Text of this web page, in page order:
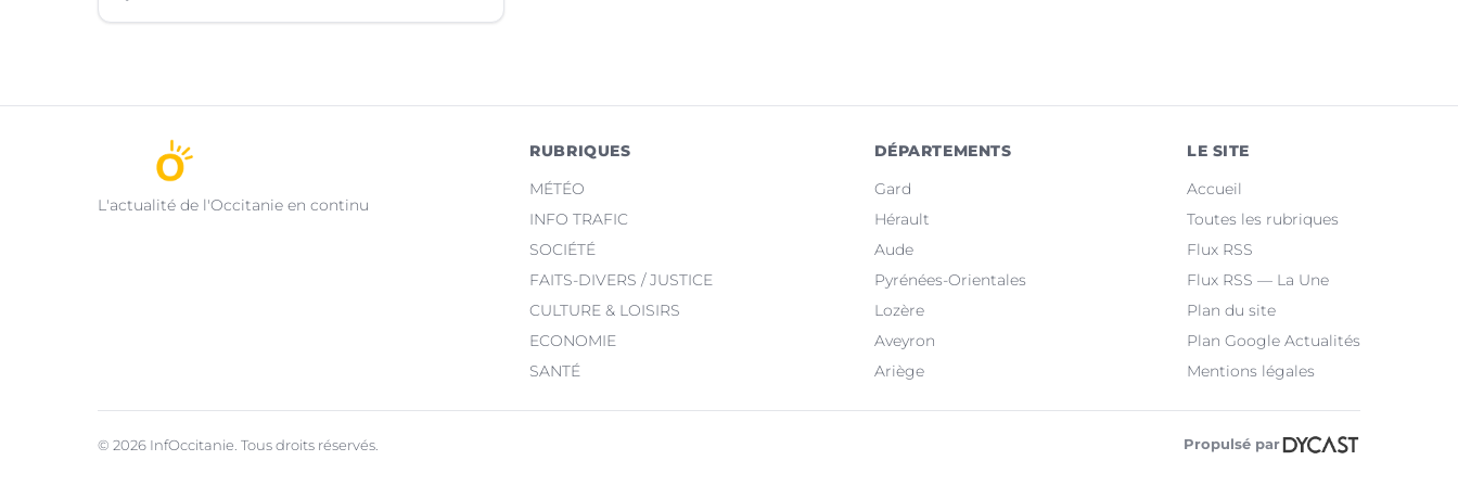
L'actualité de l'Occitanie en continu
RUBRIQUES
MÉTÉO
INFO TRAFIC
SOCIÉTÉ
FAITS-DIVERS / JUSTICE
CULTURE & LOISIRS
ECONOMIE
SANTÉ
DÉPARTEMENTS
Gard
Hérault
Aude
Pyrénées-Orientales
Lozère
Aveyron
Ariège
LE SITE
Accueil
Toutes les rubriques
Flux RSS
Flux RSS — La Une
Plan du site
Plan Google Actualités
Mentions légales
© 2026 InfOccitanie. Tous droits réservés. Propulsé par